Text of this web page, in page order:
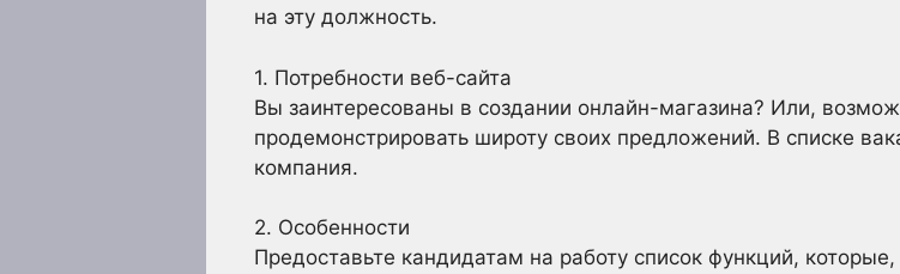
на эту должность.
1. Потребности веб-сайта
Вы заинтересованы в создании онлайн-магазина? Или,
продемонстрировать широту своих предложений. В списке
компания.
2. Особенности
Предоставьте кандидатам на работу список функций,